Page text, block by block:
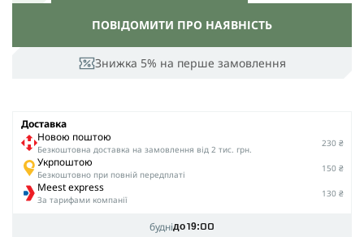
Знижка 5% на перше замовлення
ПОВІДОМИТИ ПРО НАЯВНІСТЬ
Доставка
Новою поштою
Безкоштовна доставка на замовлення від 2 тис. грн.
230 ₴
Укрпоштою
Безкоштовно при повній передплаті
150 ₴
Meest express
За тарифами компанії
130 ₴
буднідо 19:00